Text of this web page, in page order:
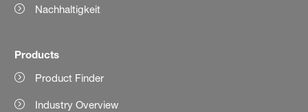
Nachhaltigkeit
Products
Product Finder
Industry Overview